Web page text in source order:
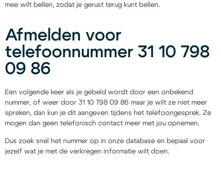
mee wilt bellen, zodat je gerust terug kunt bellen.
Afmelden voor
telefoonnummer 31 10 798
09 86
Een volgende keer als je gebeld wordt door een onbekend
nummer, of weer door 31 10 798 09 86 maar je wilt ze niet meer
spreken, dan kun je dit aangeven tijdens het telefoongesprek. Ze
mogen dan geen telefonisch contact meer met jou opnemen.
Dus zoek snel het nummer op in onze database en bepaal voor
jezelf wat je met de verkregen informatie wilt doen.